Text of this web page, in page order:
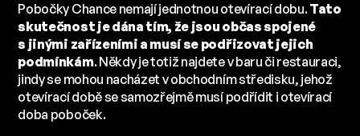
Pobočky Chance nemají jednotnou otevírací dobu.Tato
skutečnost je dána tím, že jsou občas spojené
s jinými zařízeními a musí se podřizovat jejich
podmínkám. Někdy je totiž najdete v baru či restauraci,
jindy se mohou nacházet v obchodním středisku, jehož
otevírací době se samozřejmě musí podřídit i otevírací
doba poboček.